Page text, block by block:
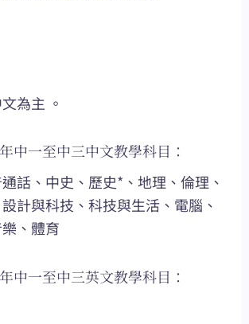
為主 。
中一至中三中文教學科目：
話、中史、歷史*、地理、倫理、
計與科技、科技與生活、電腦、
、體育
中一至中三英文教學科目：